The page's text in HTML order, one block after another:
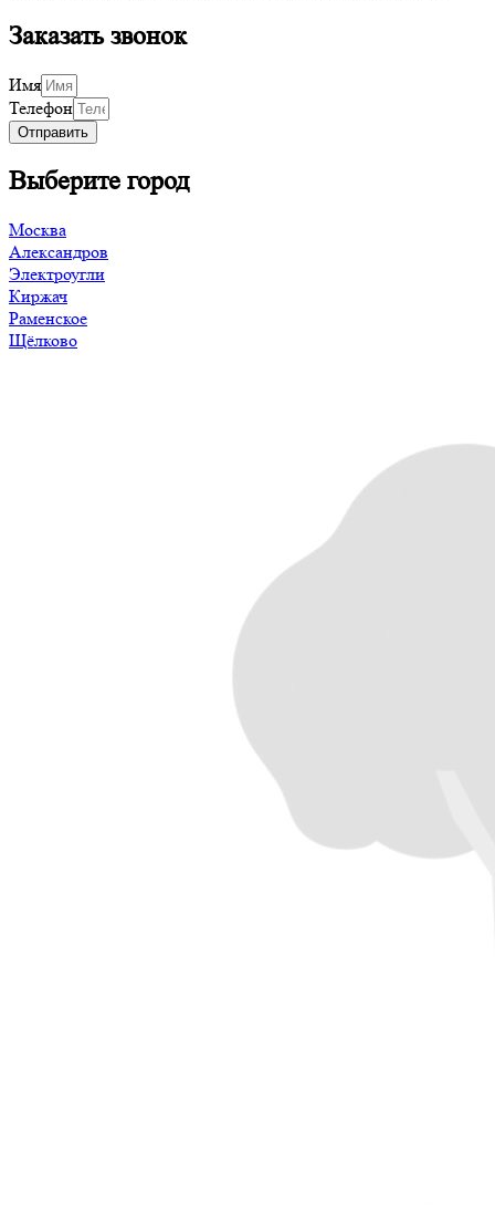
Заказать звонок
Имя
Телефон
Отправить
Выберите город
Москва
Александров
Электроугли
Киржач
Раменское
Щёлково